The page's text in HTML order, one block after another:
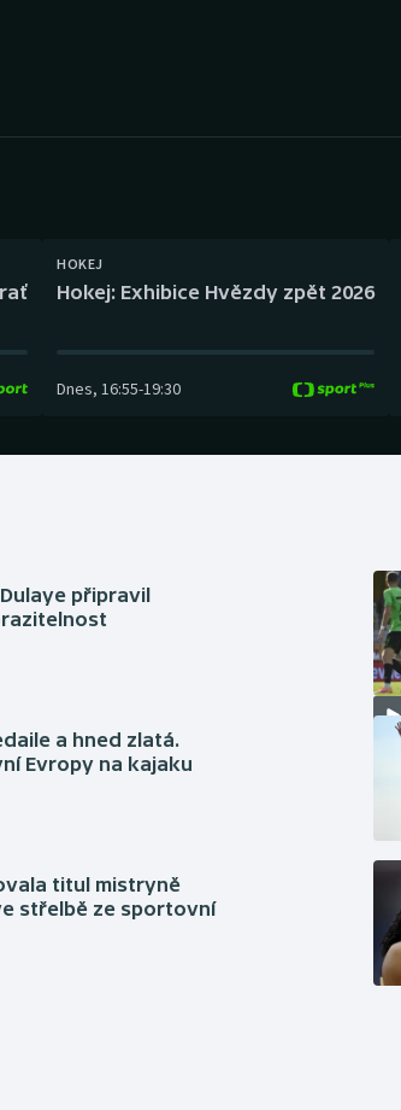
Plážový volejbal
HOKEJ
Hokej: Exhibice Hvězdy zpět 2026
Dnes, 16:55-19:30
připravil
a hned zlatá.
Evropy na kajaku
titul mistryně
střelbě ze sportovní